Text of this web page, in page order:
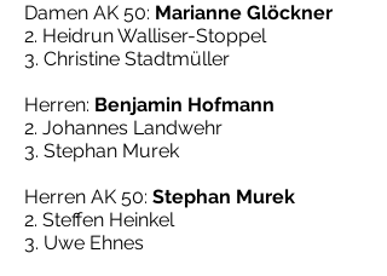
Damen AK 50: Marianne Glöckner
2. Heidrun Walliser-Stoppel
3. Christine Stadtmüller
Herren: Benjamin Hofmann
2. Johannes Landwehr
3. Stephan Murek
Herren AK 50: Stephan Murek
2. Steffen Heinkel
3. Uwe Ehnes